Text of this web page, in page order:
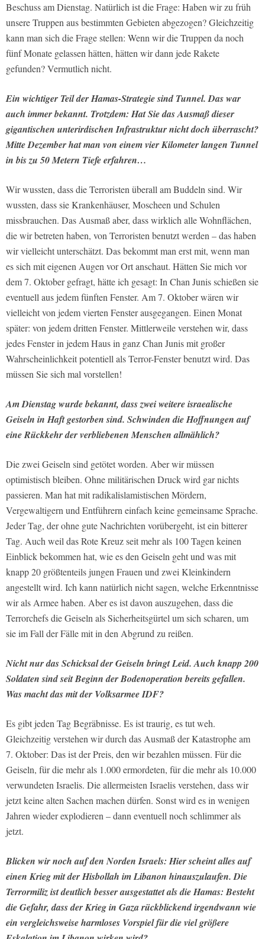
Beschuss am Dienstag. Natürlich ist die Frage: Haben wir zu früh
unsere Truppen aus bestimmten Gebieten abgezogen? Gleichzeitig
kann man sich die Frage stellen: Wenn wir die Truppen da noch
fünf Monate gelassen hätten, hätten wir dann jede Rakete
gefunden? Vermutlich nicht.
Ein wichtiger Teil der Hamas-Strategie sind Tunnel. Das war
auch immer bekannt. Trotzdem: Hat Sie das Ausmaß dieser
gigantischen unterirdischen Infrastruktur nicht doch überrascht?
Mitte Dezember hat man von einem vier Kilometer langen Tunnel
in bis zu 50 Metern Tiefe erfahren…
Wir wussten, dass die Terroristen überall am Buddeln sind. Wir
wussten, dass sie Krankenhäuser, Moscheen und Schulen
missbrauchen. Das Ausmaß aber, dass wirklich alle Wohnflächen,
die wir betreten haben, von Terroristen benutzt werden – das haben
wir vielleicht unterschätzt. Das bekommt man erst mit, wenn man
es sich mit eigenen Augen vor Ort anschaut. Hätten Sie mich vor
dem 7. Oktober gefragt, hätte ich gesagt: In Chan Junis schießen sie
eventuell aus jedem fünften Fenster. Am 7. Oktober wären wir
vielleicht von jedem vierten Fenster ausgegangen. Einen Monat
später: von jedem dritten Fenster. Mittlerweile verstehen wir, dass
jedes Fenster in jedem Haus in ganz Chan Junis mit großer
Wahrscheinlichkeit potentiell als Terror-Fenster benutzt wird. Das
müssen Sie sich mal vorstellen!
Am Dienstag wurde bekannt, dass zwei weitere israealische
Geiseln in Haft gestorben sind. Schwinden die Hoffnungen auf
eine Rückkehr der verbliebenen Menschen allmählich?
Die zwei Geiseln sind getötet worden. Aber wir müssen
optimistisch bleiben. Ohne militärischen Druck wird gar nichts
passieren. Man hat mit radikalislamistischen Mördern,
Vergewaltigern und Entführern einfach keine gemeinsame Sprache.
Jeder Tag, der ohne gute Nachrichten vorübergeht, ist ein bitterer
Tag. Auch weil das Rote Kreuz seit mehr als 100 Tagen keinen
Einblick bekommen hat, wie es den Geiseln geht und was mit
knapp 20 größtenteils jungen Frauen und zwei Kleinkindern
angestellt wird. Ich kann natürlich nicht sagen, welche Erkenntnisse
wir als Armee haben. Aber es ist davon auszugehen, dass die
Terrorchefs die Geiseln als Sicherheitsgürtel um sich scharen, um
sie im Fall der Fälle mit in den Abgrund zu reißen.
Nicht nur das Schicksal der Geiseln bringt Leid. Auch knapp 200
Soldaten sind seit Beginn der Bodenoperation bereits gefallen.
Was macht das mit der Volksarmee IDF?
Es gibt jeden Tag Begräbnisse. Es ist traurig, es tut weh.
Gleichzeitig verstehen wir durch das Ausmaß der Katastrophe am
7. Oktober: Das ist der Preis, den wir bezahlen müssen. Für die
Geiseln, für die mehr als 1.000 ermordeten, für die mehr als 10.000
verwundeten Israelis. Die allermeisten Israelis verstehen, dass wir
jetzt keine alten Sachen machen dürfen. Sonst wird es in wenigen
Jahren wieder explodieren – dann eventuell noch schlimmer als
jetzt.
Blicken wir noch auf den Norden Israels: Hier scheint alles auf
einen Krieg mit der Hisbollah im Libanon hinauszulaufen. Die
Terrormiliz ist deutlich besser ausgestattet als die Hamas: Besteht
die Gefahr, dass der Krieg in Gaza rückblickend irgendwann wie
ein vergleichsweise harmloses Vorspiel für die viel größere